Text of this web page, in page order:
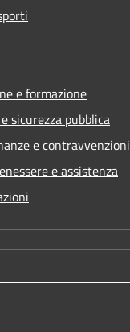
e formazione
sicurezza pubblica
e contravvenzioni
e assistenza